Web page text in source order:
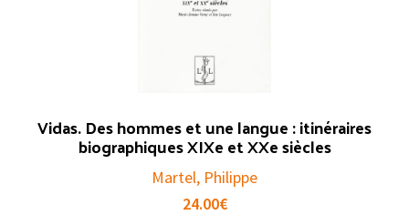
Vidas. Des hommes et une langue : itinéraires
biographiques XIXe et XXe siècles
Martel, Philippe
24.00€